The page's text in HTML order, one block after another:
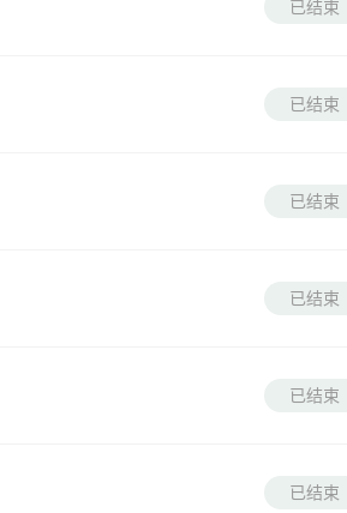
已结束
已结束
已结束
已结束
已结束
已结束